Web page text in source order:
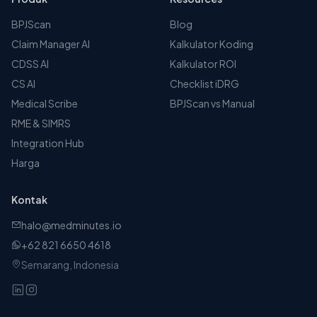
BPJScan
Claim Manager AI
CDSS AI
CS AI
Medical Scribe
RME & SIMRS
Integration Hub
Harga
Blog
Kalkulator Koding
Kalkulator ROI
Checklist iDRG
BPJScan vs Manual
Kontak
halo@medminutes.io
+62 821 6650 4618
Semarang, Indonesia